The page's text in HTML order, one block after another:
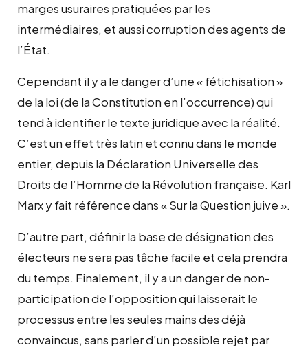
marges usuraires pratiquées par les
intermédiaires, et aussi corruption des agents de
l’État.
Cependant il y a le danger d’une « fétichisation »
de la loi (de la Constitution en l’occurrence) qui
tend à identifier le texte juridique avec la réalité.
C’est un effet très latin et connu dans le monde
entier, depuis la Déclaration Universelle des
Droits de l’Homme de la Révolution française. Karl
Marx y fait référence dans « Sur la Question juive ».
D’autre part, définir la base de désignation des
électeurs ne sera pas tâche facile et cela prendra
du temps. Finalement, il y a un danger de non-
participation de l’opposition qui laisserait le
processus entre les seules mains des déjà
convaincus, sans parler d’un possible rejet par